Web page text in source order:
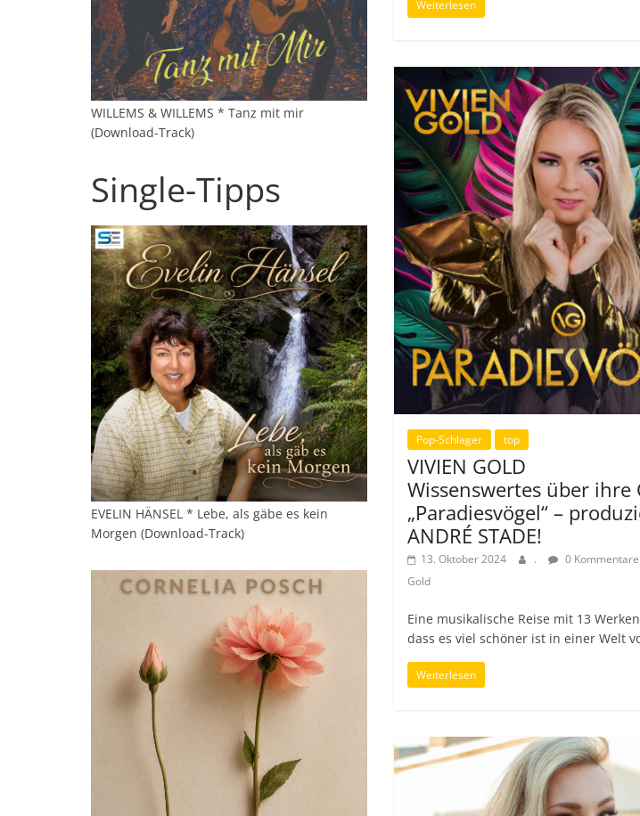
Weiterlesen
Pop-Schlager top
VIVIEN GOLD
Wissenswertes über ihre
„Paradiesvögel“ –
ANDRÉ STADE!
13. Oktober 2024 . 0 Kommentare
Gold
Eine musikalische Reise mit 13
dass es viel schöner ist in einer Welt
Weiterlesen
WILLEMS & WILLEMS * Tanz mit mir
(Download-Track)
Single-Tipps
EVELIN HÄNSEL * Lebe, als gäbe es kein
Morgen (Download-Track)